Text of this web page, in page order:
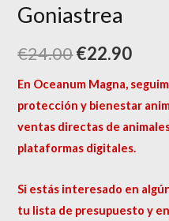
Goniastrea
€24.00€22.90
En Oceanum Magna,
protección y bienestar
ventas directas de
plataformas digitales.
Si estás interesado en
tu lista de presupuesto y